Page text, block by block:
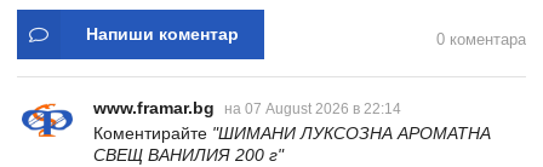
Напиши коментар 0 коментара
www.framar.bg на 07 August 2026 в 22:14
Коментирайте "ШИМАНИ ЛУКСОЗНА АРОМАТНА
СВЕЩ ВАНИЛИЯ 200 г"